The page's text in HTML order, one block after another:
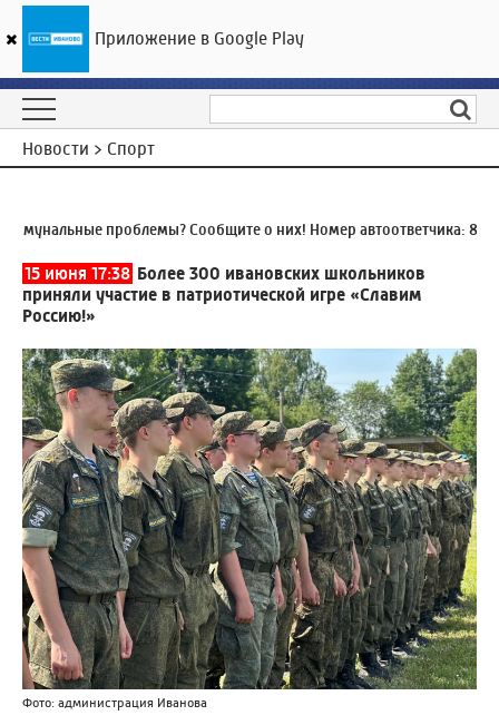
ГТРК «Ивтелерадио»
Новости > Спорт
проблемы? Сообщите о них! Номер автоответчика:8
15 июня 17:38 Более 300 ивановских школьников
приняли участие в патриотической игре «Славим
Россию!»
Фото: администрация Иванова
Приложение в Google Play